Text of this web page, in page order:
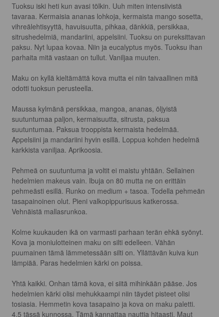
Tuoksu iski heti kun avasi tölkin. Uuh miten intensiivistä
tavaraa. Kermaisia ananas lohkoja, kermaista mango sosetta,
vihreälehtisyyttä, havuisuutta, pihkaa, dänkkiä, persikkaa,
sitrushedelmiä, mandariini, appelsiini. Tuoksu on pureksittavan
paksu. Nyt lupaa kovaa. Niin ja eucalyptus myös. Tuoksu ihan
parhaita mitä vastaan on tullut. Vaniljaa muuten.
Maku on kyllä kieltämättä kova mutta ei niin taivaallinen mitä
odotti tuoksun perusteella.
Maussa kylmänä persikkaa, mangoa, ananas, öljyistä
suutuntumaa paljon, kermaisuutta, sitrusta, paksua
suutuntumaa. Paksua trooppista kermaista hedelmää.
Appelsiini ja mandariini hyvin esillä. Loppua kohden hedelmä
karkkista vaniljaa. Aprikoosia.
Pehmeä on suutuntuma ja voltit ei maistu yhtään. Sellainen
hedelmien makeus vain. Ibuja on 80 mutta ne on erittäin
pehmeästi esillä. Runko on medium + tasoa. Todella pehmeän
tasapainoinen olut. Pieni valkopippurisuus katkerossa.
Vehnäistä mallasrunkoa.
Kolme kuukauden ikä on varmasti parhaan terän ehkä syönyt.
Kova ja moniulotteinen maku on silti edelleen. Vähän
puumainen tämä lämmetessään silti on. Yllättävän kuiva kun
lämpiää. Paras hedelmien kärki on poissa.
Yhtä kaikki. Onhan tämä kova, ei siitä mihinkään pääse. Jos
hedelmien kärki olisi mehukkaampi niin täydet pisteet olisi
tosiasia. Hemmetin kova tasapaino ja kova on maku paletti.
4.5 tässä kunnossa. Tämä kannattaa nauttia hitaasti. Maut